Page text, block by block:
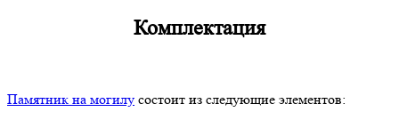
Комплектация
Памятник на могилу состоит из следующие элементов: